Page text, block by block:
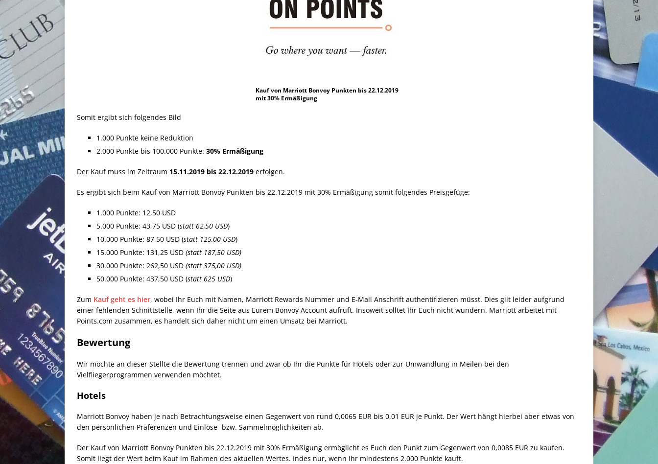
Kauf von Marriott Bonvoy Punkten bis 22.12.2019
mit 30% Ermäßigung
Somit ergibt sich folgendes Bild
1.000 Punkte keine Reduktion
2.000 Punkte bis 100.000 Punkte: 30% Ermäßigung
Der Kauf muss im Zeitraum 15.11.2019 bis 22.12.2019 erfolgen.
Es ergibt sich beim Kauf von Marriott Bonvoy Punkten bis 22.12.2019 mit 30% Ermäßigung somit folgendes Preisgefüge:
1.000 Punkte: 12,50 USD
5.000 Punkte: 43,75 USD (statt 62,50 USD)
10.000 Punkte: 87,50 USD (statt 125,00 USD)
15.000 Punkte: 131,25 USD (statt 187,50 USD)
30.000 Punkte: 262,50 USD (statt 375,00 USD)
50.000 Punkte: 437,50 USD (statt 625 USD)
Zum Kauf geht es hier, wobei Ihr Euch mit Namen, Marriott Rewards Nummer und E-Mail Anschrift authentifizieren müsst. Dies gilt leider aufgrund
einer fehlenden Schnittstelle, wenn Ihr die Seite aus Eurem Bonvoy Account aufruft. Insoweit solltet Ihr Euch nicht wundern. Marriott arbeitet mit
Points.com zusammen, es handelt sich daher nicht um einen Umsatz bei Marriott.
Bewertung
Wir möchte an dieser Stellte die Bewertung trennen und zwar ob Ihr die Punkte für Hotels oder zur Umwandlung in Meilen bei den
Vielfliegerprogrammen verwenden möchtet.
Hotels
Marriott Bonvoy haben je nach Betrachtungsweise einen Gegenwert von rund 0,0065 EUR bis 0,01 EUR je Punkt. Der Wert hängt hierbei aber etwas von
den persönlichen Präferenzen und Einlöse- bzw. Sammelmöglichkeiten ab.
Der Kauf von Marriott Bonvoy Punkten bis 22.12.2019 mit 30% Ermäßigung ermöglicht es Euch den Punkt zum Gegenwert von 0,0085 EUR zu kaufen.
Somit liegt der Wert beim Kauf im Rahmen des aktuellen Wertes. Indes nur, wenn Ihr mindestens 2.000 Punkte kauft.